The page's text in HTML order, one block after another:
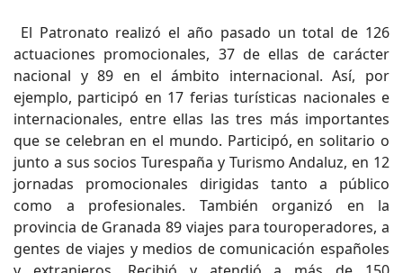
El Patronato realizó el año pasado un total de 126
actuaciones promocionales, 37 de ellas de carácter
nacional y 89 en el ámbito internacional. Así, por
ejemplo, participó en 17 ferias turísticas nacionales e
internacionales, entre ellas las tres más importantes
que se celebran en el mundo. Participó, en solitario o
junto a sus socios Turespaña y Turismo Andaluz, en 12
jornadas promocionales dirigidas tanto a público
como a profesionales. También organizó en la
provincia de Granada 89 viajes para touroperadores, a
gentes de viajes y medios de comunicación españoles